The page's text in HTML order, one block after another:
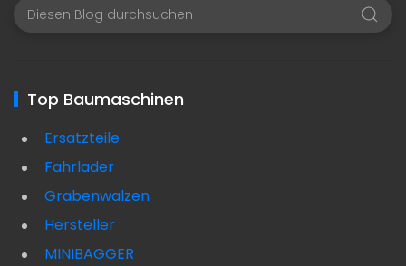
Top Baumaschinen
Ersatzteile
Fahrlader
Grabenwalzen
Hersteller
MINIBAGGER